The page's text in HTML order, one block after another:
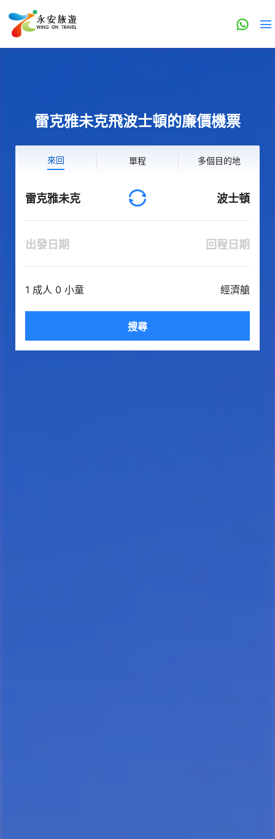
雷克雅未克飛波士頓的廉價機票
來回 單程 多個目的地
雷克雅未克 波士頓
出發日期 回程日期
1 成人 0 小童 經濟艙
搜尋